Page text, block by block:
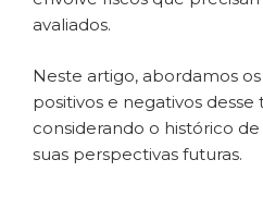
avaliados.
Neste artigo, abordamos
positivos e negativos
considerando o histórico
suas perspectivas futuras.